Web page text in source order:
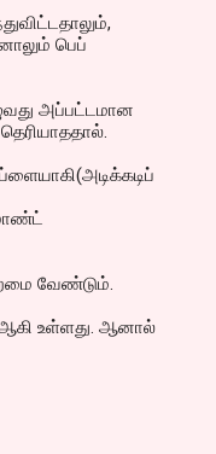
பெப்
அப்பட்டமான
வேண்டும்.
உள்ளது. ஆனால்